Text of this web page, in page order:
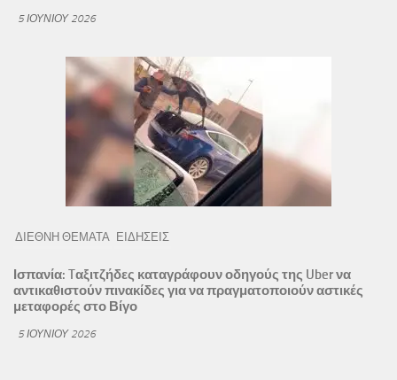
5 ΙΟΥΝΊΟΥ 2026
ΔΙΕΘΝΗ ΘΕΜΑΤΑ ΕΙΔΗΣΕΙΣ
Ισπανία: Tαξιτζήδες καταγράφουν οδηγούς της Uber να
αντικαθιστούν πινακίδες για να πραγματοποιούν αστικές
μεταφορές στο Βίγο
5 ΙΟΥΝΊΟΥ 2026